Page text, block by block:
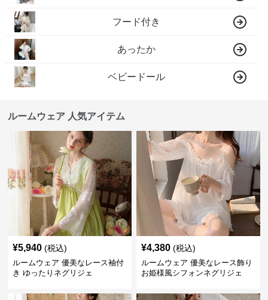
フード付き
あったか
ベビードール
ルームウェア 人気アイテム
¥5,940 (税込)
ルームウェア 優美なレース袖付
き ゆったりネグリジェ
¥4,380 (税込)
ルームウェア 優美なレース飾り
お姫様風シフォンネグリジェ